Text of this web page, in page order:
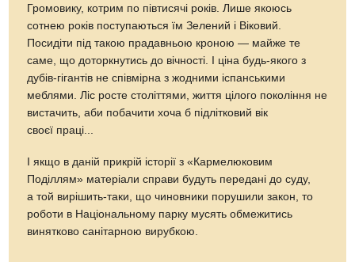
Громовику, котрим по півтисячі років. Лише якоюсь
сотнею років поступаються їм Зелений і Віковий.
Посидіти під такою прадавньою кроною — майже те
саме, що доторкнутись до вічності. І ціна будь-якого з
дубів-гігантів не співмірна з жодними іспанськими
меблями. Ліс росте століттями, життя цілого покоління не
вистачить, аби побачити хоча б підлітковий вік
своєї праці...
І якщо в даній прикрій історії з «Кармелюковим
Поділлям» матеріали справи будуть передані до суду,
а той вирішить-таки, що чиновники порушили закон, то
роботи в Національному парку мусять обмежитись
винятково санітарною вирубкою.